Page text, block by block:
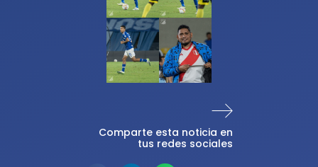
Comparte esta noticia en
tus redes sociales